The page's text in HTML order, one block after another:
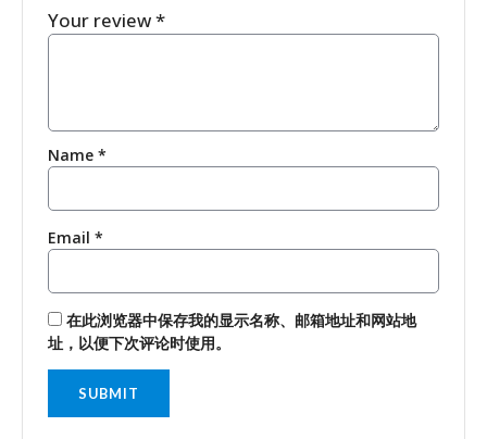
Your review*
Name*
Email*
在此浏览器中保存我的显示名称、邮箱地址和网站地
址，以便下次评论时使用。